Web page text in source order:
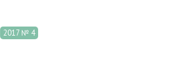
2017 № 4